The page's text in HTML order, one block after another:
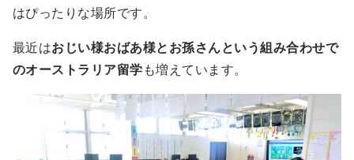
はぴったりな場所です。
最近はおじい様おばあ様とお孫さんという組み合わせで
のオーストラリア留学 も増えています。